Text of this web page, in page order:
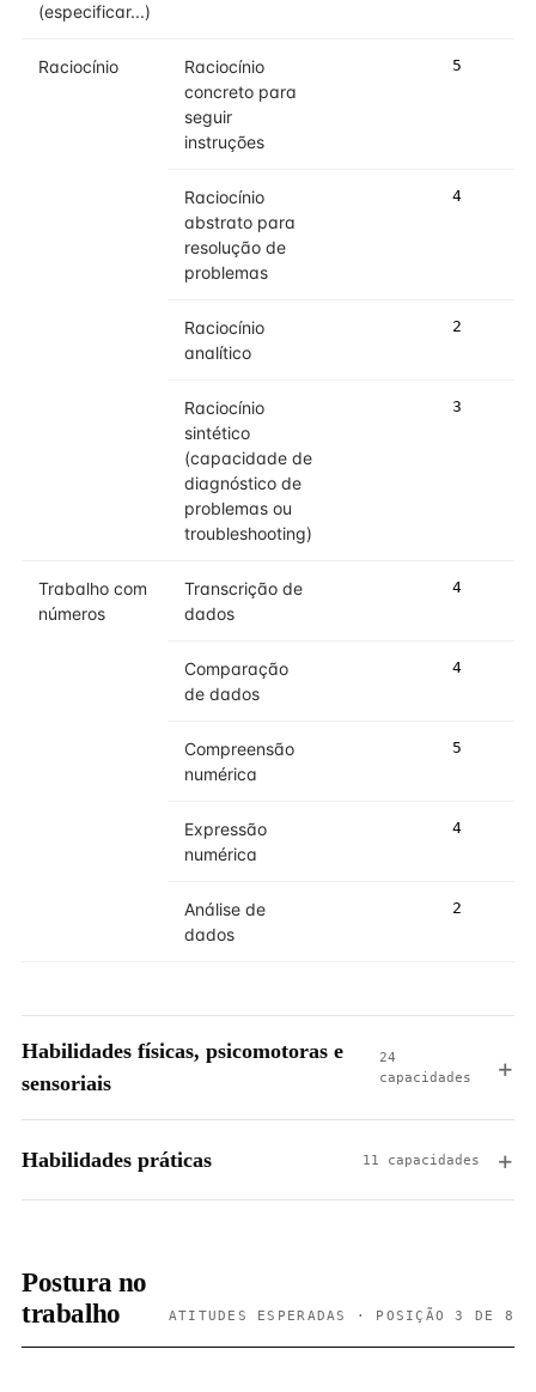
(especificar...)
Raciocínio
Raciocínio
concreto para
seguir
instruções
5
Raciocínio
abstrato para
resolução de
problemas
4
Raciocínio
analítico
2
Raciocínio
sintético
(capacidade de
diagnóstico de
problemas ou
troubleshooting)
3
Trabalho com
números
Transcrição de
dados
4
Comparação
de dados
4
Compreensão
numérica
5
Expressão
numérica
4
Análise de
dados
2
Habilidades físicas, psicomotoras e
sensoriais
24
capacidades
Habilidades práticas 11 capacidades
Postura no
trabalho
ATITUDES ESPERADAS · POSIÇÃO 3 DE 8